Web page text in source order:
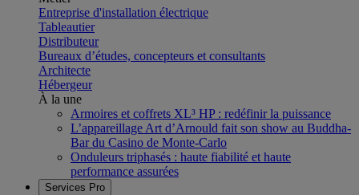
Entreprise d'installation électrique
Tableautier
Distributeur
Bureaux d’études, concepteurs et consultants
Architecte
Hébergeur
À la une
Armoires et coffrets XL³ HP : redéfinir la puissance
L’appareillage Art d’Arnould fait son show au Buddha-
Bar du Casino de Monte-Carlo
Onduleurs triphasés : haute fiabilité et haute
performance assurées
Services Pro